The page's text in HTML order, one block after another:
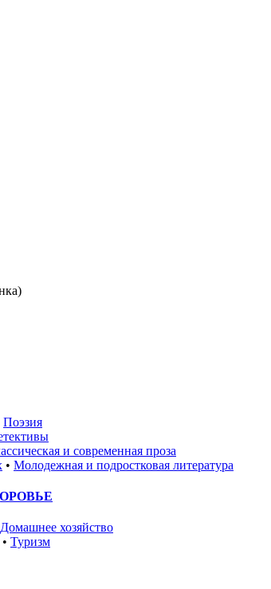
Поэзия
и современная проза
• Молодежная и подростковая литература
Домашнее хозяйство
• Туризм